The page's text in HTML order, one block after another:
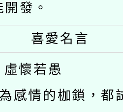
發。
喜愛名言
懷若愚
感情的枷鎖，都